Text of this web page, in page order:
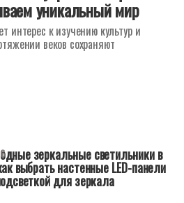
уникальный мир
интерес к изучению культур и
веков сохраняют
зеркальные светильники в
выбрать настенные LED-панели
для зеркала